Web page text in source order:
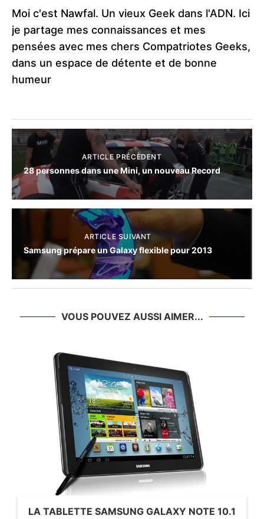
Moi c'est Nawfal. Un vieux Geek dans l'ADN. Ici
je partage mes connaissances et mes
pensées avec mes chers Compatriotes Geeks,
dans un espace de détente et de bonne
humeur
ARTICLE PRÉCÈDENT
28 personnes dans une Mini, un nouveau Record
ARTICLE SUIVANT
Samsung prépare un Galaxy flexible pour 2013
VOUS POUVEZ AUSSI AIMER...
LA TABLETTE SAMSUNG GALAXY NOTE 10.1